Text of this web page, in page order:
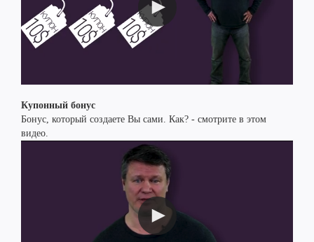
Купонный бонус
Бонус, который создаете Вы сами. Как? - смотрите в этом
видео.